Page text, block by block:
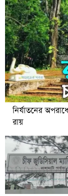
নির্যাতনের
রায়